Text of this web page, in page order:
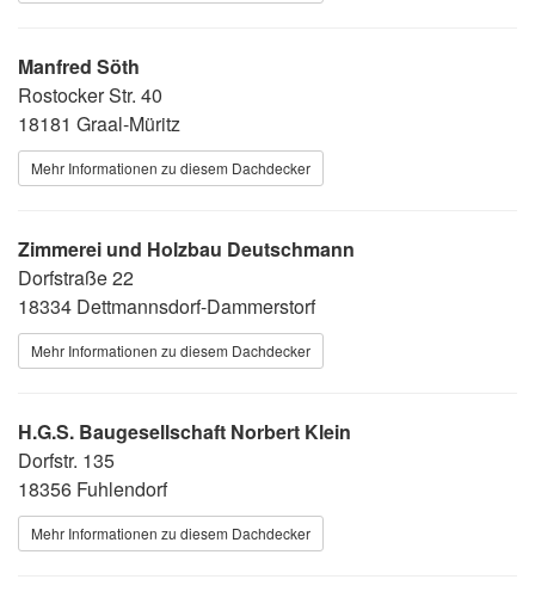
Manfred Söth
Rostocker Str. 40
18181 Graal-Müritz
Mehr Informationen zu diesem Dachdecker
Zimmerei und Holzbau Deutschmann
Dorfstraße 22
18334 Dettmannsdorf-Dammerstorf
Mehr Informationen zu diesem Dachdecker
H.G.S. Baugesellschaft Norbert Klein
Dorfstr. 135
18356 Fuhlendorf
Mehr Informationen zu diesem Dachdecker